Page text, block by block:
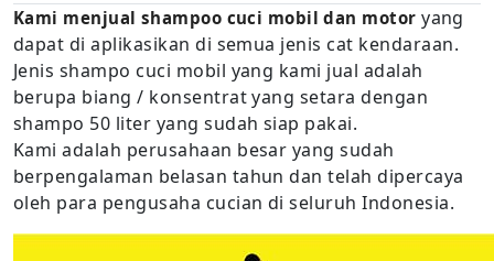
Mesin Air
Kami menjual shampoo cuci mobil dan motor yang
dapat di aplikasikan di semua jenis cat kendaraan.
Jenis shampo cuci mobil yang kami jual adalah
berupa biang / konsentrat yang setara dengan
shampo 50 liter yang sudah siap pakai.
Kami adalah perusahaan besar yang sudah
berpengalaman belasan tahun dan telah dipercaya
oleh para pengusaha cucian di seluruh Indonesia.